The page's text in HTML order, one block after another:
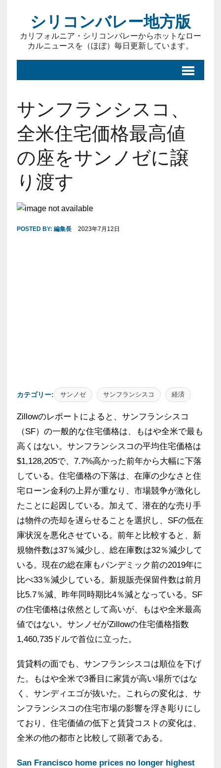
シリコンバレー地方版
カリフォルニア・シリコンバレーからホットなロー
カルニュースを（ほぼ）毎日更新しています。
サンフランシスコ、
全米住宅価格最高値
の座をサンノゼに譲
り渡す
POSTED BY: 編集長 2023年7月12日
カテゴリー: サンノゼ サンフランシスコ 経済
Zillowのレポートによると、サンフランシスコ
（SF）の一般的な住宅価格は、もはや全米で最も
高くはない。サンフランシスコの平均住宅価格は
$1,128,205で、7.7%高かった前年から大幅に下落
している。住宅価格の下落は、在庫の少なさと住
宅ローン金利の上昇が重なり、市場競争が激化し
たことに起因している。加えて、潜在的な売り手
は物件の売却を遅らせることを選択し、SFの低在
庫状況を悪化させている。前年と比較すると、新
規物件数は37％減少し、総在庫数は32％減少して
いる。現在の総在庫もパンデミック前の2019年に
比べ33％減少している。新規販売保留件数は前月
比5.7％減、昨年同時期比4％減となっている。SF
の住宅価格は依然として高いが、もはや全米最高
値ではない。サンノゼがZillowの住宅価格指数
1,460,735ドルで首位に立った。
賃貸料の面でも、サンフランシスコは順位を下げ
た。もはや全米で3番目に家賃が高い場所ではな
く、サンディエゴが抜いた。これらの変化は、サ
ンフランシスコの住宅市場の影響を浮き彫りにし
ており、住宅価値の低下と賃貸コストの変化は、
全米の他の都市と比較して顕著である。
San Francisco home prices no longer highest